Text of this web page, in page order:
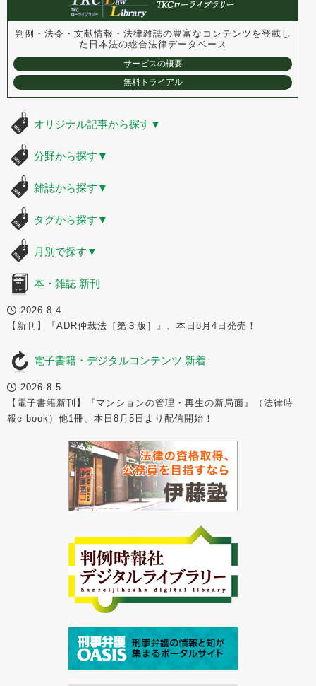
判例・法令・文献情報・法律雑誌の豊富なコンテンツを登載し
た 日本法の総合法律データベース
サービスの概要
無料トライアル
オリジナル記事から探す ▼
分野から探す ▼
雑誌から探す ▼
タグから探す ▼
月別で探す ▼
本・雑誌 新刊
2026.8.4
【新刊】『ADR仲裁法［第３版］』、本日8月4日発売！
電子書籍・デジタルコンテンツ 新着
2026.8.5
【電子書籍新刊】『マンションの管理・再生の新局面』（法律時
報e-book）他1冊、本日8月5日より配信開始！